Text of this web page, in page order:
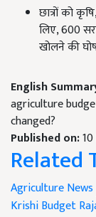
छात्रों को
लिए, 600
खोलने की
English
agriculture
changed?
Published on:
Related
Agriculture News
Krishi Budget